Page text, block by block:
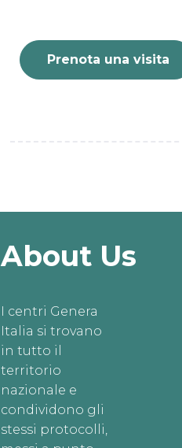
Prenota una visita
About Us
I centri Genera
Italia si trovano
in tutto il
territorio
nazionale e
condividono gli
stessi protocolli,